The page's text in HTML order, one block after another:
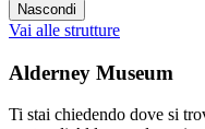
Nascondi
Vai alle strutture
Alderney Museum
Ti stai chiedendo dove si